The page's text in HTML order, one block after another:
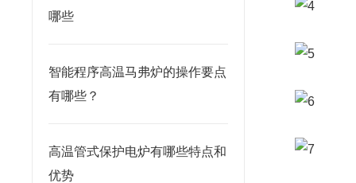
哪些
智能程序高温马弗炉的操作要点
有哪些？
高温管式保护电炉有哪些特点和
优势